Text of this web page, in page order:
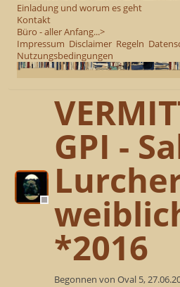
Einladung und worum es geht
Kontakt
Büro - aller Anfang...>
Impressum Disclaimer Regeln
Nutzungsbedingungen
GPI -
*2016
Begonnen von Oval 5,